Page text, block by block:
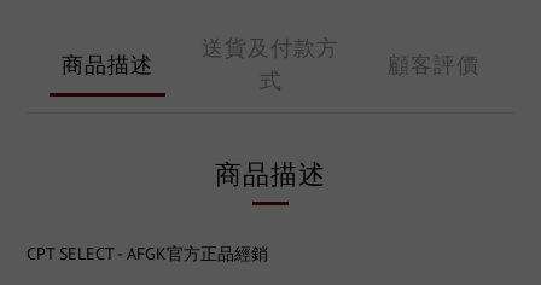
商品描述
送貨及付款方
式
顧客評價
商品描述
CPT SELECT - AFGK官方正品經銷